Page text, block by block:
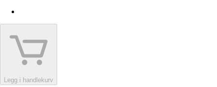
Legg i handlekurv